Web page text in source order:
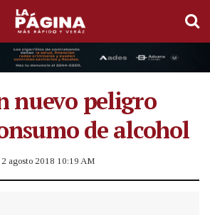
nuevo peligro
de alcohol
2 agosto 2018 10:19 AM